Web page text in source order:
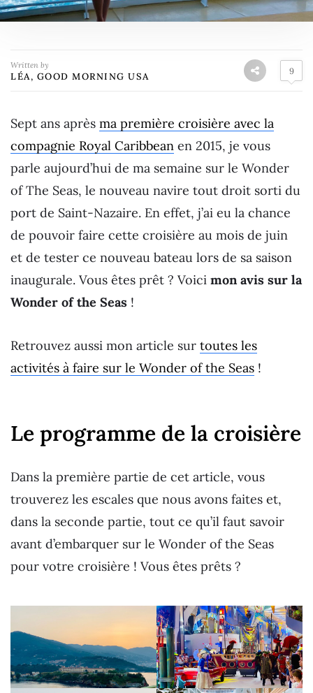
Written by
LÉA, GOOD MORNING USA 9
Sept ans après ma première croisière avec la
compagnie Royal Caribbean en 2015, je vous
parle aujourd’hui de ma semaine sur le Wonder
of The Seas, le nouveau navire tout droit sorti du
port de Saint-Nazaire. En effet, j’ai eu la chance
de pouvoir faire cette croisière au mois de juin
et de tester ce nouveau bateau lors de sa saison
inaugurale. Vous êtes prêt ? Voici mon avis sur la
Wonder of the Seas !
Retrouvez aussi mon article sur toutes les
activités à faire sur le Wonder of the Seas !
Le programme de la croisière
Dans la première partie de cet article, vous
trouverez les escales que nous avons faites et,
dans la seconde partie, tout ce qu’il faut savoir
avant d’embarquer sur le Wonder of the Seas
pour votre croisière ! Vous êtes prêts ?